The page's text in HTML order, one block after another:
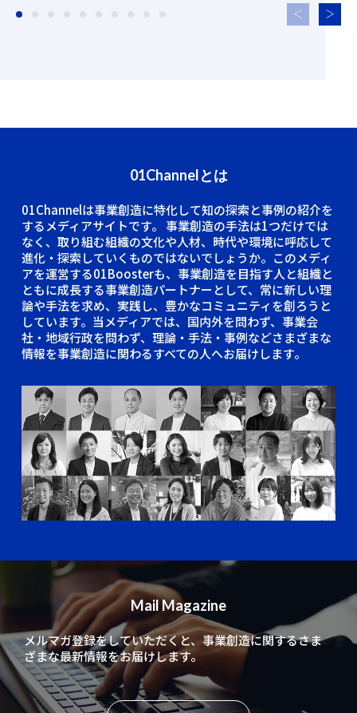
01Channelとは
01Channelは事業創造に特化して知の探索と事例の紹介を
するメディアサイトです。 事業創造の手法は1つだけでは
なく、取り組む組織の文化や人材、時代や環境に呼応して
進化・探索していくものではないでしょうか。このメディ
アを運営する01Boosterも、事業創造を目指す人と組織と
ともに成長する事業創造パートナーとして、常に新しい理
論や手法を求め、実践し、豊かなコミュニティを創ろうと
しています。当メディアでは、国内外を問わず、事業会
社・地域行政を問わず、理論・手法・事例などさまざまな
情報を事業創造に関わるすべての人へお届けします。
Mail Magazine
メルマガ登録をしていただくと、事業創造に関するさま
ざまな最新情報をお届けします。